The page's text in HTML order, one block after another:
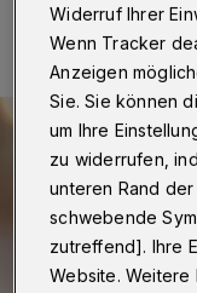
Widerruf Ihrer
Wenn Tracker
Anzeigen
Sie. Sie können
um Ihre
zu widerrufen,
unteren Rand
schwebende
zutreffend]. Ihre
Website. Weitere